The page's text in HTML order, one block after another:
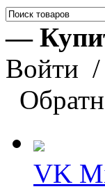
—
Войти /
VK